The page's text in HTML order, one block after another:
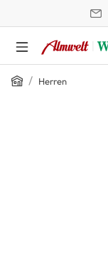
Home
/ Herren